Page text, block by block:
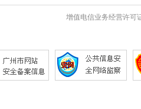
增值电信业务经营许